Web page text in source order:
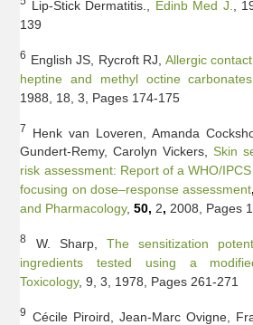
Lip-Stick Dermatitis., Edinb Med J.
,
139
6 English JS, Rycroft RJ, Allergic
heptine and methyl octine carbonates.
1988, 18, 3, Pages 174-175
7
Henk van Loveren, Amanda
Gundert-Remy, Carolyn Vickers, Skin
risk assessment: Report of a WHO/
focusing on dose–response assessment,
and Pharmacology,50, 2,2008, Pages
8 W. Sharp, The sensitization
ingredients tested using a
Toxicology, 9, 3, 1978, Pages 261-271
9
Cécile Piroird, Jean-Marc Ovigne,